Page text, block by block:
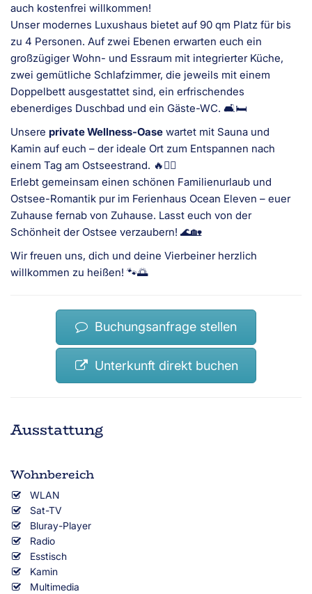
auch kostenfrei willkommen!
Unser modernes Luxushaus bietet auf 90 qm Platz für bis
zu 4 Personen. Auf zwei Ebenen erwarten euch ein
großzügiger Wohn- und Essraum mit integrierter Küche,
zwei gemütliche Schlafzimmer, die jeweils mit einem
Doppelbett ausgestattet sind, ein erfrischendes
ebenerdiges Duschbad und ein Gäste-WC. 🛋️🛏️
Unsere private Wellness-Oase wartet mit Sauna und
Kamin auf euch – der ideale Ort zum Entspannen nach
einem Tag am Ostseestrand. 🔥🧖‍♂️
Erlebt gemeinsam einen schönen Familienurlaub und
Ostsee-Romantik pur im Ferienhaus Ocean Eleven – euer
Zuhause fernab von Zuhause. Lasst euch von der
Schönheit der Ostsee verzaubern! 🌊🏡
Wir freuen uns, dich und deine Vierbeiner herzlich
willkommen zu heißen! 🐾🌅
Buchungsanfrage stellen
Unterkunft direkt buchen
Ausstattung
Wohnbereich
WLAN
Sat-TV
Bluray-Player
Radio
Esstisch
Kamin
Multimedia